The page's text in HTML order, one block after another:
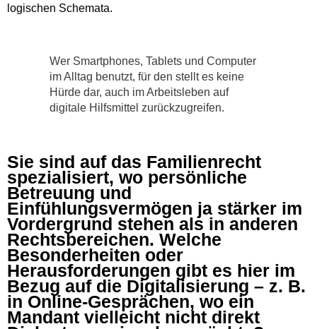
logischen Schemata.
Wer Smartphones, Tablets und Computer
im Alltag benutzt, für den stellt es keine
Hürde dar, auch im Arbeitsleben auf
digitale Hilfsmittel zurückzugreifen.
Sie sind auf das Familienrecht
spezialisiert, wo persönliche
Betreuung und
Einfühlungsvermögen ja stärker im
Vordergrund stehen als in anderen
Rechtsbereichen. Welche
Besonderheiten oder
Herausforderungen gibt es hier im
Bezug auf die Digitalisierung – z. B.
in Online-Gesprächen, wo ein
Mandant vielleicht nicht direkt